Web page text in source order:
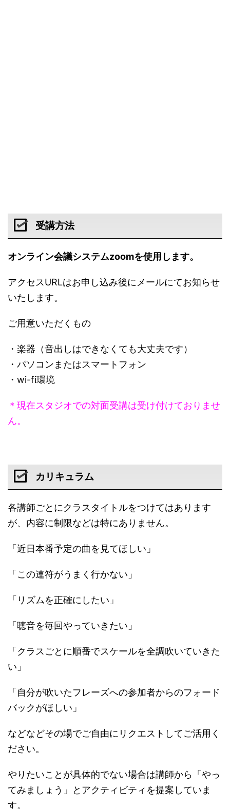
受講方法
オンライン会議システムzoomを使用します。
アクセスURLはお申し込み後にメールにてお知らせ
いたします。
ご用意いただくもの
・楽器（音出しはできなくても大丈夫です）
・パソコンまたはスマートフォン
・wi-fi環境
＊現在スタジオでの対面受講は受け付けておりませ
ん。
カリキュラム
各講師ごとにクラスタイトルをつけてはあります
が、内容に制限などは特にありません。
「近日本番予定の曲を見てほしい」
「この連符がうまく行かない」
「リズムを正確にしたい」
「聴音を毎回やっていきたい」
「クラスごとに順番でスケールを全調吹いていきた
い」
「自分が吹いたフレーズへの参加者からのフォード
バックがほしい」
などなどその場でご自由にリクエストしてご活用く
ださい。
やりたいことが具体的でない場合は講師から「やっ
てみましょう」とアクティビティを提案していま
す。